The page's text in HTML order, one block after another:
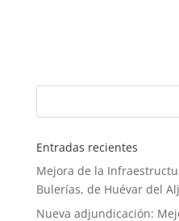
Entradas recientes
Mejora de la
Bulerías, de Huévar del
Nueva adjundicación: